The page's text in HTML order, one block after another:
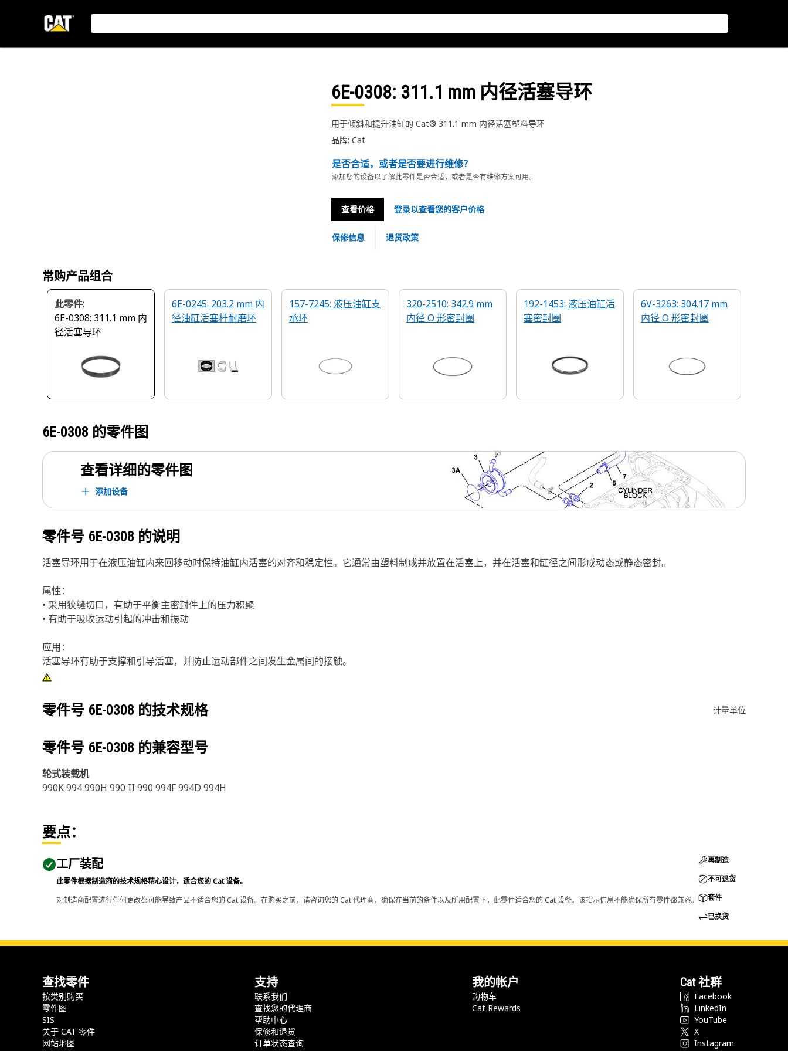
6E-0308: 311.1 mm 内径活塞导环
用于倾斜和提升油缸的 Cat® 311.1 mm 内径活塞塑料导环
品牌: Cat
是否合适，或者是否要进行维修？
添加您的设备以了解此零件是否合适，或者是否有维修方案可用。
查看价格 登录以查看您的客户价格
保修信息 退货政策
常购产品组合
此零件:
6E-0308: 311.1 mm 内
径活塞导环
6E-0245: 203.2 mm 内
径油缸活塞杆耐磨环
157-7245: 液压油缸支
承环
320-2510: 342.9 mm
内径 O 形密封圈
192-1453: 液压油缸活
塞密封圈
6V-3263: 304.17 mm
内径 O 形密封圈
6E-0308 的零件图
查看详细的零件图
添加设备
零件号 6E-0308 的说明
活塞导环用于在液压油缸内来回移动时保持油缸内活塞的对齐和稳定性。它通常由塑料制成并放置在活塞上，并在活塞和缸径之间形成动态或静态密封。
属性：
• 采用狭缝切口，有助于平衡主密封件上的压力积聚
• 有助于吸收运动引起的冲击和振动
应用：
活塞导环有助于支撑和引导活塞，并防止运动部件之间发生金属间的接触。
零件号 6E-0308 的技术规格 计量单位
零件号 6E-0308 的兼容型号
轮式装载机
990K 994 990H 990 II 990 994F 994D 994H
要点：
工厂装配
此零件根据制造商的技术规格精心设计，适合您的 Cat 设备。
对制造商配置进行任何更改都可能导致产品不适合您的 Cat 设备。在购买之前，请咨询您的 Cat 代理商，确保在当前的条件以及所用配置下，此零件适合您的 Cat 设备。该指示信息不能确保所有零件都兼容。
再制造
不可退货
套件
已换货
查找零件
按类别购买
零件图
SIS
关于 CAT 零件
网站地图
支持
联系我们
查找您的代理商
帮助中心
保修和退货
订单状态查询
我的帐户
购物车
Cat Rewards
Cat 社群
Facebook
LinkedIn
YouTube
X
Instagram